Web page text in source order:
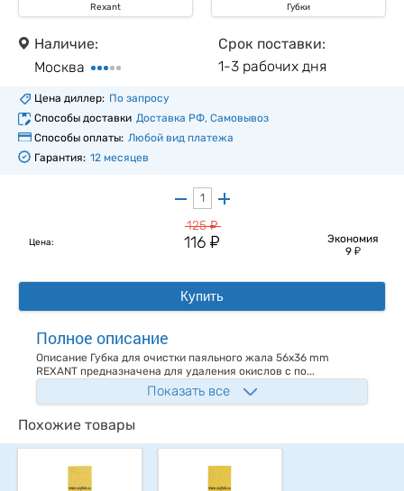
Rexant Губки
Наличие:
Москва
Срок поставки:
1-3 рабочих дня
Цена диллер: По запросу
Способы доставки Доставка РФ, Самовывоз
Способы оплаты: Любой вид платежа
Гарантия: 12 месяцев
Цена:
125у
116у
Экономия
9 у
Купить
Полное описание
Описание Губка для очистки паяльного жала 56x36 mm
REXANT предназначена для удаления окислов с по...
Показать все
Похожие товары